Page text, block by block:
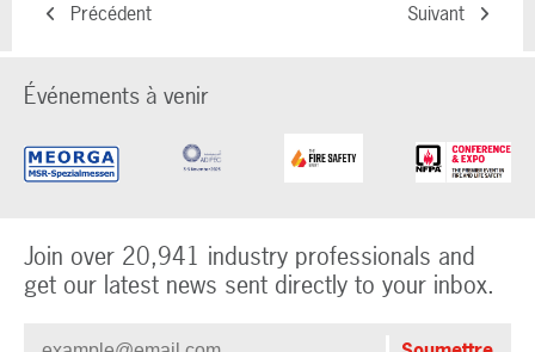
Précédent
Suivant
Événements à venir
Join over 20,941 industry professionals and
get our latest news sent directly to your inbox.